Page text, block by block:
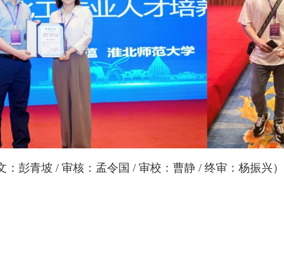
：彭青坡 /审核：孟令国 /审校：曹静 /终审：杨振兴）